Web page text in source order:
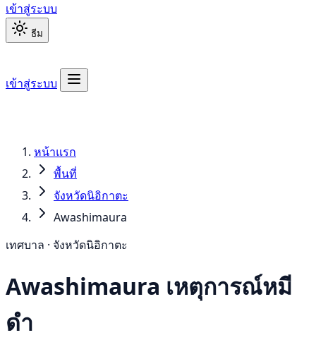
เข้าสู่ระบบ
ธีม
เข้าสู่ระบบ
หน้าแรก
พื้นที่
จังหวัดนิอิกาตะ
Awashimaura
เทศบาล · จังหวัดนิอิกาตะ
Awashimaura เหตุการณ์หมี
ดำ